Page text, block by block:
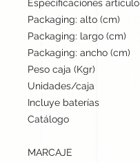
Especificaciones artículo
Packaging: alto (cm)
Packaging: largo (cm)
Packaging: ancho (cm)
Peso caja (Kgr)
Unidades/caja
Incluye baterías
Catálogo
MARCAJE